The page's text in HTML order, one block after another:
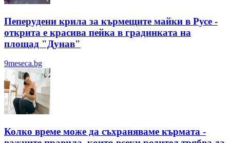
Пеперудени крила за кърмещите майки в Русе -
открита е красива пейка в градинката на
площад "Дунав"
9meseca.bg
Колко време може да съхраняваме кърмата -